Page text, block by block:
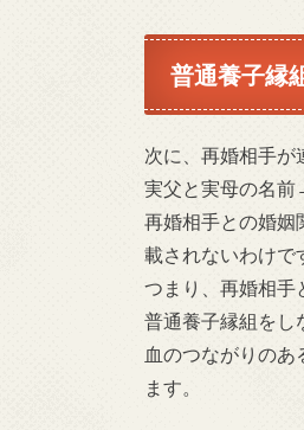
普通養子縁
次に、再婚相手が
実父と実母の名前
再婚相手との婚姻
載されないわけで
つまり、再婚相手
普通養子縁組をし
血のつながりのあ
ます。